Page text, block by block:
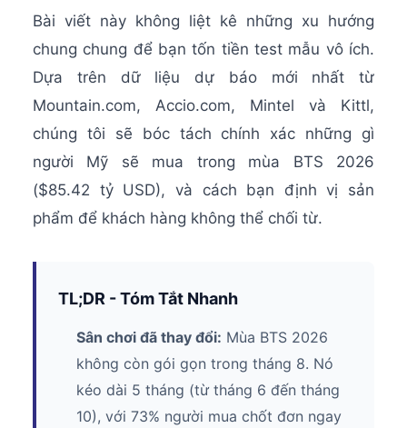
Bài viết này không liệt kê những xu hướng
chung chung để bạn tốn tiền test mẫu vô ích.
Dựa trên dữ liệu dự báo mới nhất từ
Mountain.com, Accio.com, Mintel và Kittl,
chúng tôi sẽ bóc tách chính xác những gì
người Mỹ sẽ mua trong mùa BTS 2026
($85.42 tỷ USD), và cách bạn định vị sản
phẩm để khách hàng không thể chối từ.
TL;DR - Tóm Tắt Nhanh
Sân chơi đã thay đổi: Mùa BTS 2026
không còn gói gọn trong tháng 8. Nó
kéo dài 5 tháng (từ tháng 6 đến tháng
10), với 73% người mua chốt đơn ngay